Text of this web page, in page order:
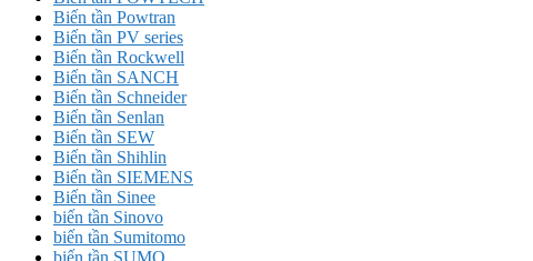
Biến tần Powtran
Biến tần PV series
Biến tần Rockwell
Biến tần SANCH
Biến tần Schneider
Biến tần Senlan
Biến tần SEW
Biến tần Shihlin
Biến tần SIEMENS
Biến tần Sinee
biến tần Sinovo
biến tần Sumitomo
biến tần SUMO